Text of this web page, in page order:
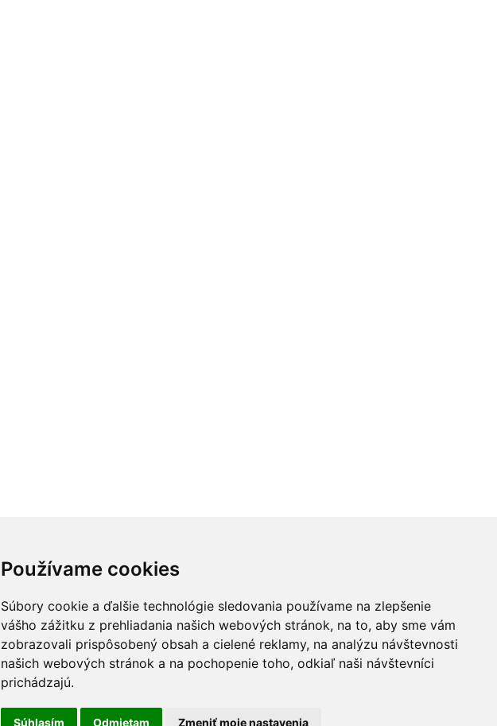
Používame cookies
Súbory cookie a ďalšie technológie sledovania používame na zlepšenie
vášho zážitku z prehliadania našich webových stránok, na to, aby sme vám
zobrazovali prispôsobený obsah a cielené reklamy, na analýzu návštevnosti
našich webových stránok a na pochopenie toho, odkiaľ naši návštevníci
prichádzajú.
Súhlasím Odmietam Zmeniť moje nastavenia